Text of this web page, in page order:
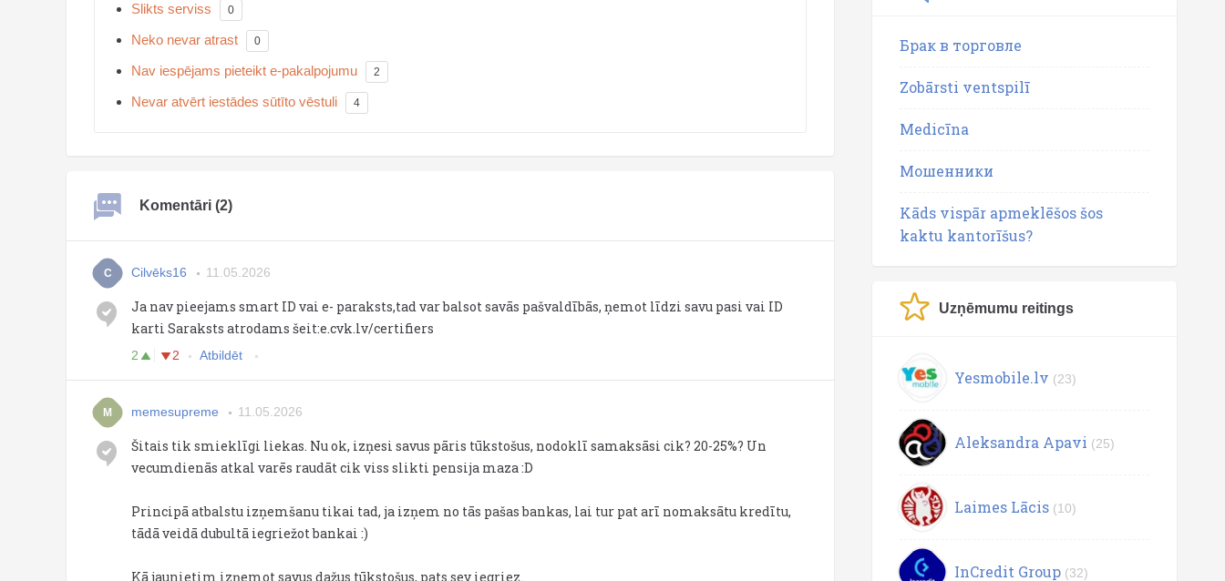
Slikts serviss 0
Neko nevar atrast 0
Nav iespējams pieteikt e-pakalpojumu 2
Nevar atvērt iestādes sūtīto vēstuli 4
Komentāri (2)
C Cilvēks16 11.05.2026
Ja nav pieejams smart ID vai e- paraksts,tad var balsot savās pašvaldībās, ņemot līdzi savu pasi vai ID
karti Saraksts atrodams šeit:e.cvk.lv/certifiers
2 2 Atbildēt
M memesupreme 11.05.2026
Šitais tik smieklīgi liekas. Nu ok, izņesi savus pāris tūkstošus, nodoklī samaksāsi cik? 20-25%? Un
vecumdienās atkal varēs raudāt cik viss slikti pensija maza :D
Principā atbalstu izņemšanu tikai tad, ja izņem no tās pašas bankas, lai tur pat arī nomaksātu kredītu,
tādā veidā dubultā iegriežot bankai :)
Kā jaunietim izņemot savus dažus tūkstošus, pats sev iegriez.
Брак в торговле
Zobārsti ventspilī
Medicīna
Мошенники
Kāds vispār apmeklēšos šos
kaktu kantorīšus?
Uzņēmumu reitings
Yesmobile.lv (23)
Aleksandra Apavi (25)
Laimes Lācis (10)
InCredit Group (32)